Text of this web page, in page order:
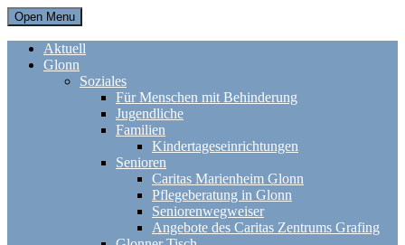
Open Menu
Aktuell
Glonn
Soziales
Für Menschen mit Behinderung
Jugendliche
Familien
Kindertageseinrichtungen
Senioren
Caritas Marienheim Glonn
Pflegeberatung in Glonn
Seniorenwegweiser
Angebote des Caritas Zentrums Grafing